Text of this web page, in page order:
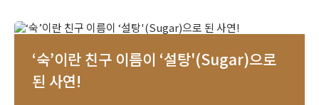
‘숙’이란 친구 이름이 ‘설탕'(Sugar)으로
된 사연!